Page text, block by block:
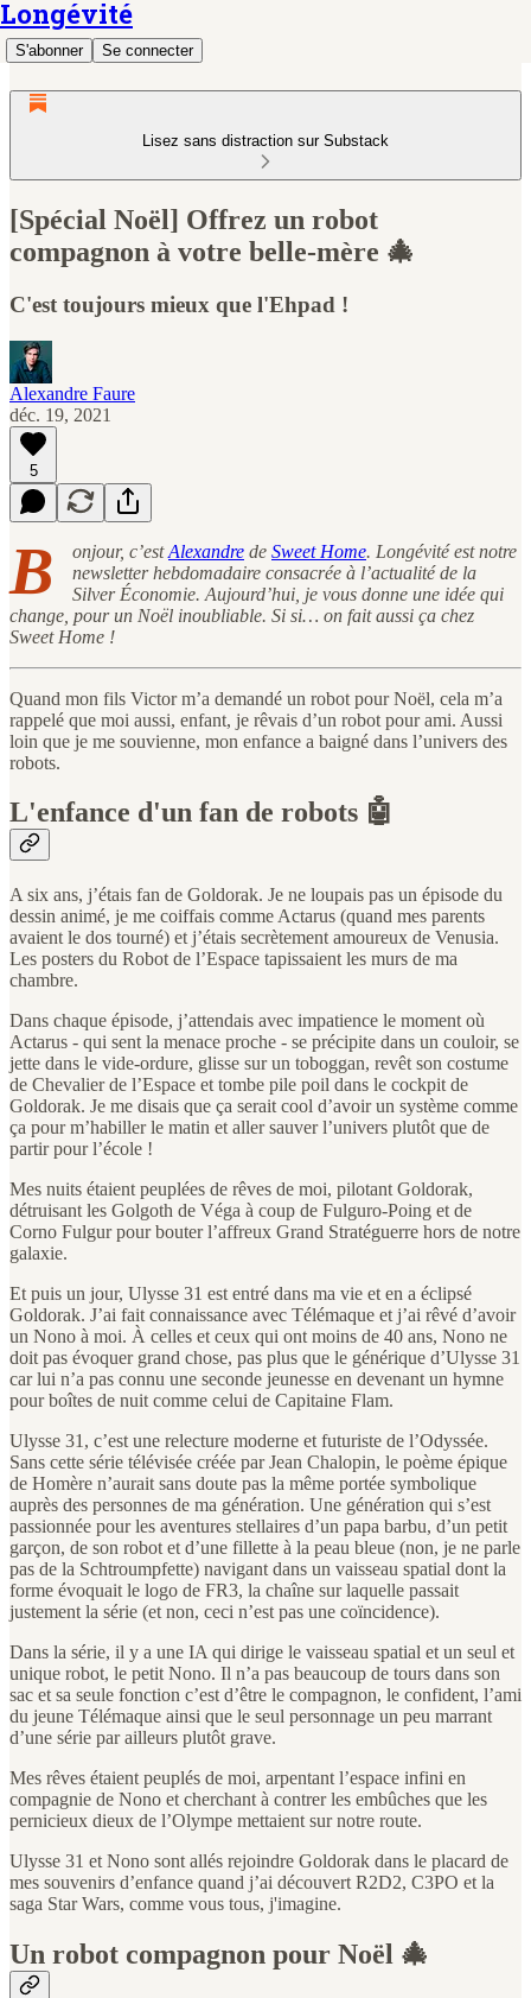
Longévité
S'abonner Se connecter
Lisez sans distraction sur Substack
[Spécial Noël] Offrez un robot
compagnon à votre belle-mère 🎄
C'est toujours mieux que l'Ehpad !
Alexandre Faure
déc. 19, 2021
5
B onjour, c’estAlexandre de Sweet Home. Longévité est notre
newsletter hebdomadaire consacrée à l’actualité de la
Silver Économie. Aujourd’hui, je vous donne une idée qui
change, pour un Noël inoubliable. Si si… on fait aussi ça chez
Sweet Home !
Quand mon fils Victor m’a demandé un robot pour Noël, cela m’a
rappelé que moi aussi, enfant, je rêvais d’un robot pour ami. Aussi
loin que je me souvienne, mon enfance a baigné dans l’univers des
robots.
L'enfance d'un fan de robots 🤖
A six ans, j’étais fan de Goldorak. Je ne loupais pas un épisode du
dessin animé, je me coiffais comme Actarus (quand mes parents
avaient le dos tourné) et j’étais secrètement amoureux de Venusia.
Les posters du Robot de l’Espace tapissaient les murs de ma
chambre.
Dans chaque épisode, j’attendais avec impatience le moment où
Actarus - qui sent la menace proche - se précipite dans un couloir, se
jette dans le vide-ordure, glisse sur un toboggan, revêt son costume
de Chevalier de l’Espace et tombe pile poil dans le cockpit de
Goldorak. Je me disais que ça serait cool d’avoir un système comme
ça pour m’habiller le matin et aller sauver l’univers plutôt que de
partir pour l’école !
Mes nuits étaient peuplées de rêves de moi, pilotant Goldorak,
détruisant les Golgoth de Véga à coup de Fulguro-Poing et de
Corno Fulgur pour bouter l’affreux Grand Stratéguerre hors de notre
galaxie.
Et puis un jour, Ulysse 31 est entré dans ma vie et en a éclipsé
Goldorak. J’ai fait connaissance avec Télémaque et j’ai rêvé d’avoir
un Nono à moi. À celles et ceux qui ont moins de 40 ans, Nono ne
doit pas évoquer grand chose, pas plus que le générique d’Ulysse 31
car lui n’a pas connu une seconde jeunesse en devenant un hymne
pour boîtes de nuit comme celui de Capitaine Flam.
Ulysse 31, c’est une relecture moderne et futuriste de l’Odyssée.
Sans cette série télévisée créée par Jean Chalopin, le poème épique
de Homère n’aurait sans doute pas la même portée symbolique
auprès des personnes de ma génération. Une génération qui s’est
passionnée pour les aventures stellaires d’un papa barbu, d’un petit
garçon, de son robot et d’une fillette à la peau bleue (non, je ne parle
pas de la Schtroumpfette) navigant dans un vaisseau spatial dont la
forme évoquait le logo de FR3, la chaîne sur laquelle passait
justement la série (et non, ceci n’est pas une coïncidence).
Dans la série, il y a une IA qui dirige le vaisseau spatial et un seul et
unique robot, le petit Nono. Il n’a pas beaucoup de tours dans son
sac et sa seule fonction c’est d’être le compagnon, le confident, l’ami
du jeune Télémaque ainsi que le seul personnage un peu marrant
d’une série par ailleurs plutôt grave.
Mes rêves étaient peuplés de moi, arpentant l’espace infini en
compagnie de Nono et cherchant à contrer les embûches que les
pernicieux dieux de l’Olympe mettaient sur notre route.
Ulysse 31 et Nono sont allés rejoindre Goldorak dans le placard de
mes souvenirs d’enfance quand j’ai découvert R2D2, C3PO et la
saga Star Wars, comme vous tous, j'imagine.
Un robot compagnon pour Noël 🎄